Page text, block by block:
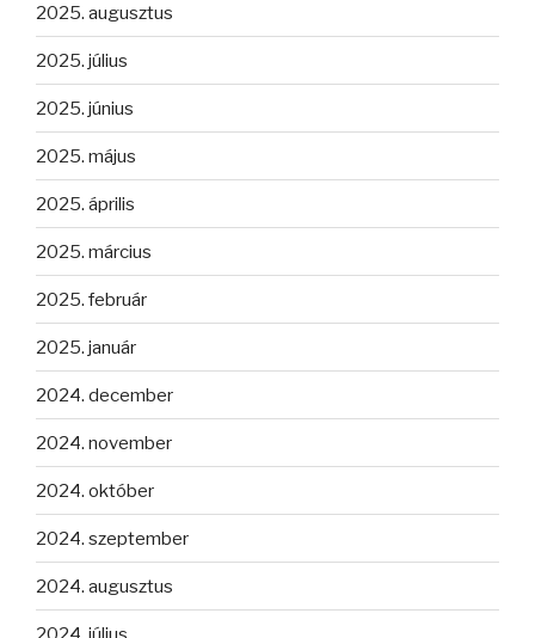
2025. augusztus
2025. július
2025. június
2025. május
2025. április
2025. március
2025. február
2025. január
2024. december
2024. november
2024. október
2024. szeptember
2024. augusztus